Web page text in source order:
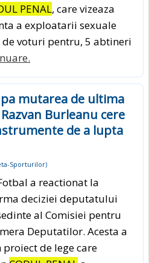
PENAL, care vizeaza
a exploatarii sexuale
voturi pentru, 5 abtineri
mutarea de ultima
Burleanu cere
de a lupta
Sporturilor)
a reactionat la
deciziei deputatului
al Comisiei pentru
Deputatilor. Acesta a
de lege care